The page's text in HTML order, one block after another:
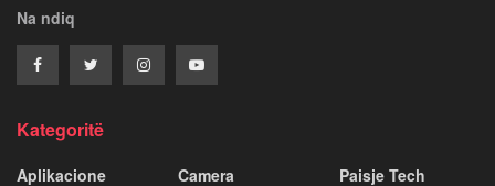
Na ndiq
Kategoritë
Aplikacione
Camera
Paisje Tech